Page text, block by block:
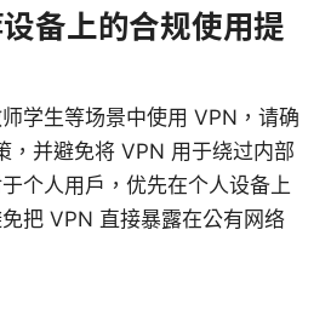
备上的合规使用提
学生等场景中使用 VPN，请确
，并避免将 VPN 用于绕过内部
个人用户，优先在个人设备上
把 VPN 直接暴露在公有网络